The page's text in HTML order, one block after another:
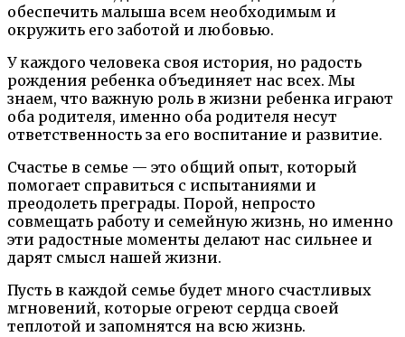
обеспечить малыша всем необходимым и
окружить его заботой и любовью.
У каждого человека своя история, но радость
рождения ребенка объединяет нас всех. Мы
знаем, что важную роль в жизни ребенка играют
оба родителя, именно оба родителя несут
ответственность за его воспитание и развитие.
Счастье в семье — это общий опыт, который
помогает справиться с испытаниями и
преодолеть преграды. Порой, непросто
совмещать работу и семейную жизнь, но именно
эти радостные моменты делают нас сильнее и
дарят смысл нашей жизни.
Пусть в каждой семье будет много счастливых
мгновений, которые огреют сердца своей
теплотой и запомнятся на всю жизнь.